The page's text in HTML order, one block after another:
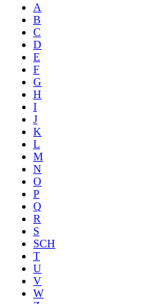
A
B
C
D
E
F
G
H
I
J
K
L
M
N
O
P
Q
R
S
SCH
T
U
V
W